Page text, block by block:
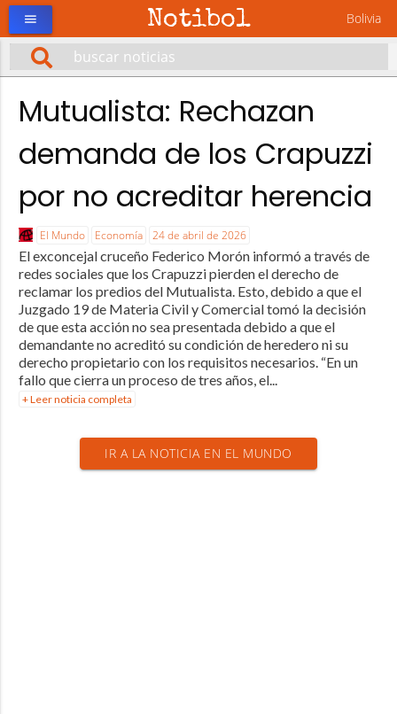
Notibol Bolivia
menu
Mutualista: Rechazan
demanda de los Crapuzzi
por no acreditar herencia
El Mundo Economía 24 de abril de 2026
El exconcejal cruceño Federico Morón informó a través de
redes sociales que los Crapuzzi pierden el derecho de
reclamar los predios del Mutualista. Esto, debido a que el
Juzgado 19 de Materia Civil y Comercial tomó la decisión
de que esta acción no sea presentada debido a que el
demandante no acreditó su condición de heredero ni su
derecho propietario con los requisitos necesarios. “En un
fallo que cierra un proceso de tres años, el...
+ Leer noticia completa
IR A LA NOTICIA EN EL MUNDO